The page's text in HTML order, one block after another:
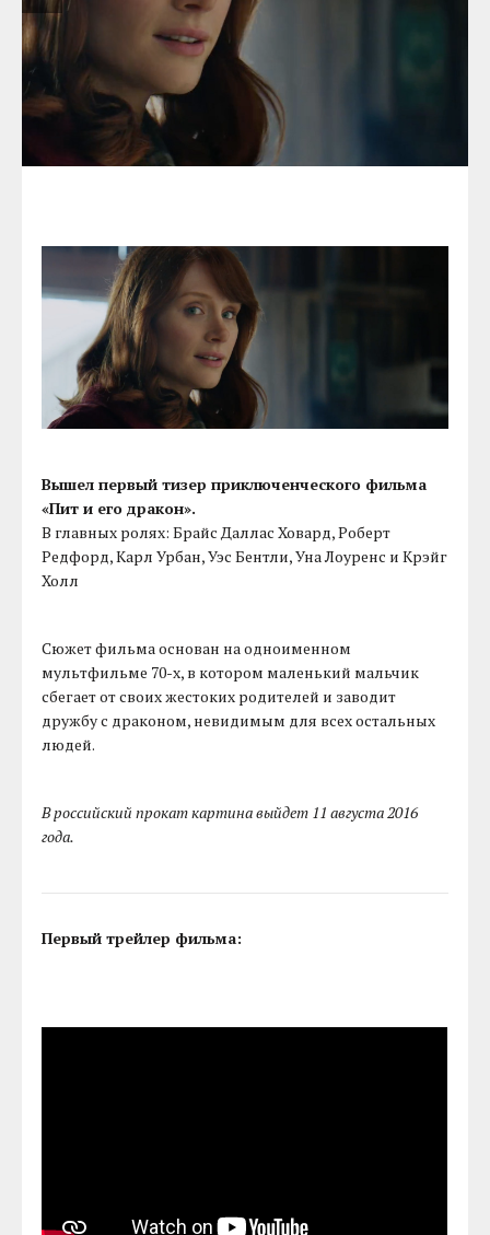
Вышел первый тизер приключенческого фильма
«Пит и его дракон».
В главных ролях: Брайс Даллас Ховард, Роберт
Редфорд, Карл Урбан, Уэс Бентли, Уна Лоуренс и Крэйг
Холл
Сюжет фильма основан на одноименном
мультфильме 70-х, в котором маленький мальчик
сбегает от своих жестоких родителей и заводит
дружбу с драконом, невидимым для всех остальных
людей.
В российский прокат картина выйдет 11 августа 2016
года.
Первый трейлер фильма: